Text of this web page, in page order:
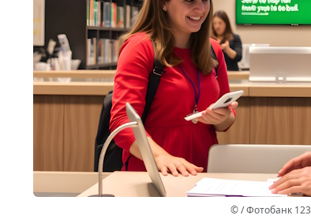
© / Фотобанк